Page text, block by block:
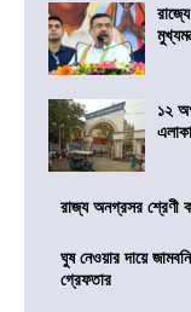
১২
রাজ্য অনগ্রসর শ্রেণী
ঘুষ নেওয়ার দায়ে
গ্রেফতার